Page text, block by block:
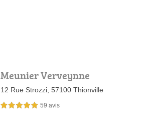
Meunier Verveynne
12 Rue Strozzi, 57100 Thionville
5,0 étoiles sur 5 59 avis